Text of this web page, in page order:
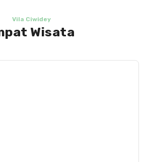
Vila Ciwidey
Wisata